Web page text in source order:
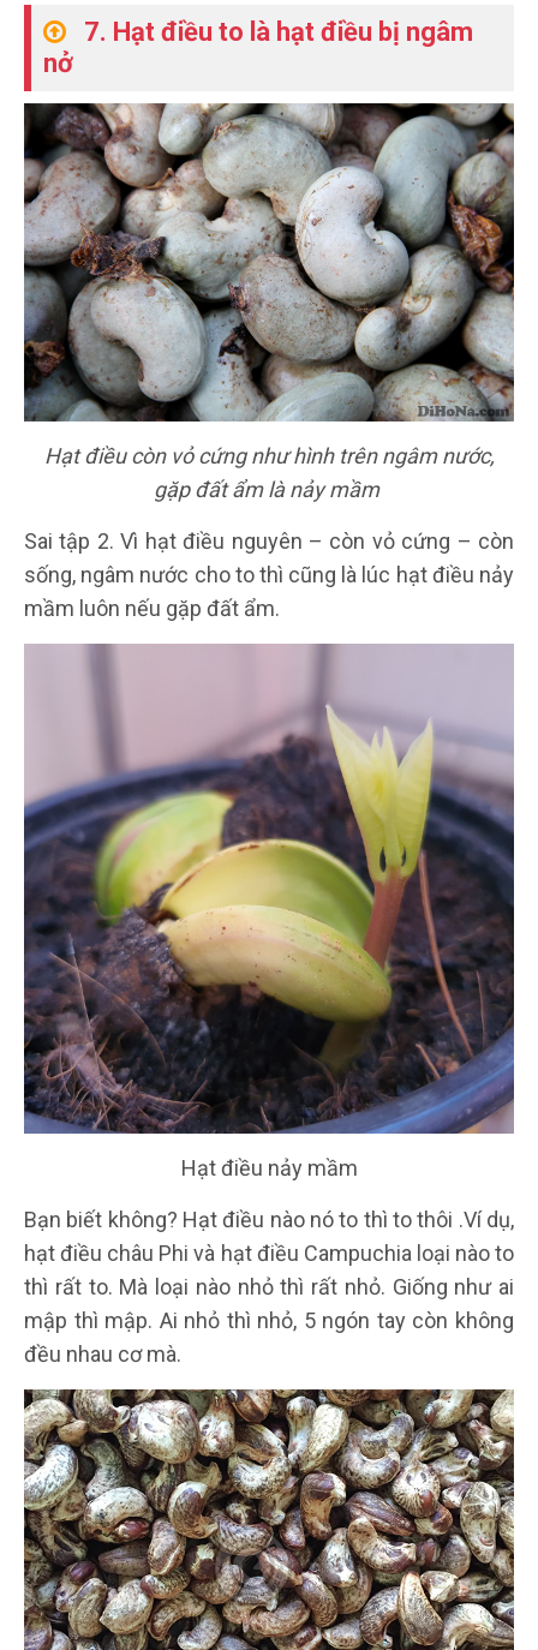
7. Hạt điều to là hạt điều bị ngâm
nở
Hạt điều còn vỏ cứng như hình trên ngâm nước,
gặp đất ẩm là nảy mầm
Sai tập 2. Vì hạt điều nguyên – còn vỏ cứng – còn
sống, ngâm nước cho to thì cũng là lúc hạt điều nảy
mầm luôn nếu gặp đất ẩm.
Hạt điều nảy mầm
Bạn biết không? Hạt điều nào nó to thì to thôi .Ví dụ,
hạt điều châu Phi và hạt điều Campuchia loại nào to
thì rất to. Mà loại nào nhỏ thì rất nhỏ. Giống như ai
mập thì mập. Ai nhỏ thì nhỏ, 5 ngón tay còn không
đều nhau cơ mà.